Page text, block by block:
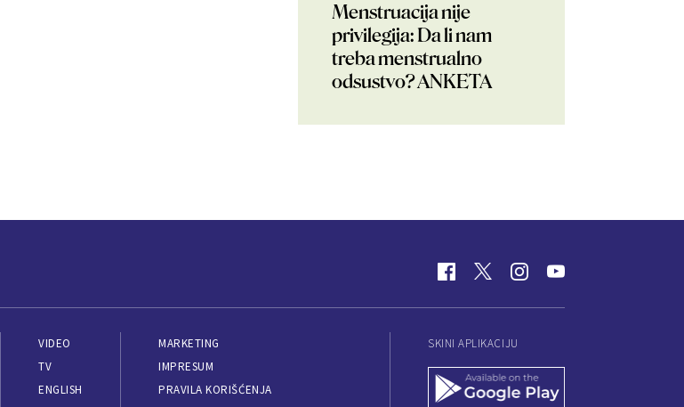
Menstruacija nije
privilegija: Da li nam
treba menstrualno
odsustvo? ANKETA
VIDEO
TV
ENGLISH
MARKETING
IMPRESUM
PRAVILA KORIŠĆENJA
SKINI APLIKACIJU